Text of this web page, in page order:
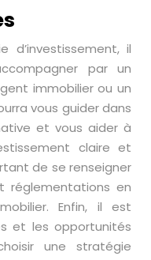
d’investissement, il
par un
immobilier ou un
vous guider dans
et vous aider à
claire et
de se renseigner
réglementations en
Enfin, il est
et les opportunités
une stratégie